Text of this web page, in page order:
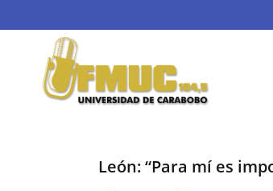
León: “Para mí es